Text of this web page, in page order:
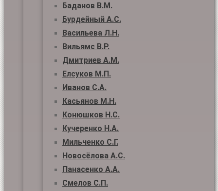
Баданов В.М.
Бурдейный А.С.
Васильева Л.Н.
Вильямс В.Р.
Дмитриев А.М.
Елсуков М.П.
Иванов С.А.
Касьянов М.Н.
Конюшков Н.С.
Кучеренко Н.А.
Мильченко С.Г.
Новосёлова А.С.
Панасенко А.А.
Смелов С.П.